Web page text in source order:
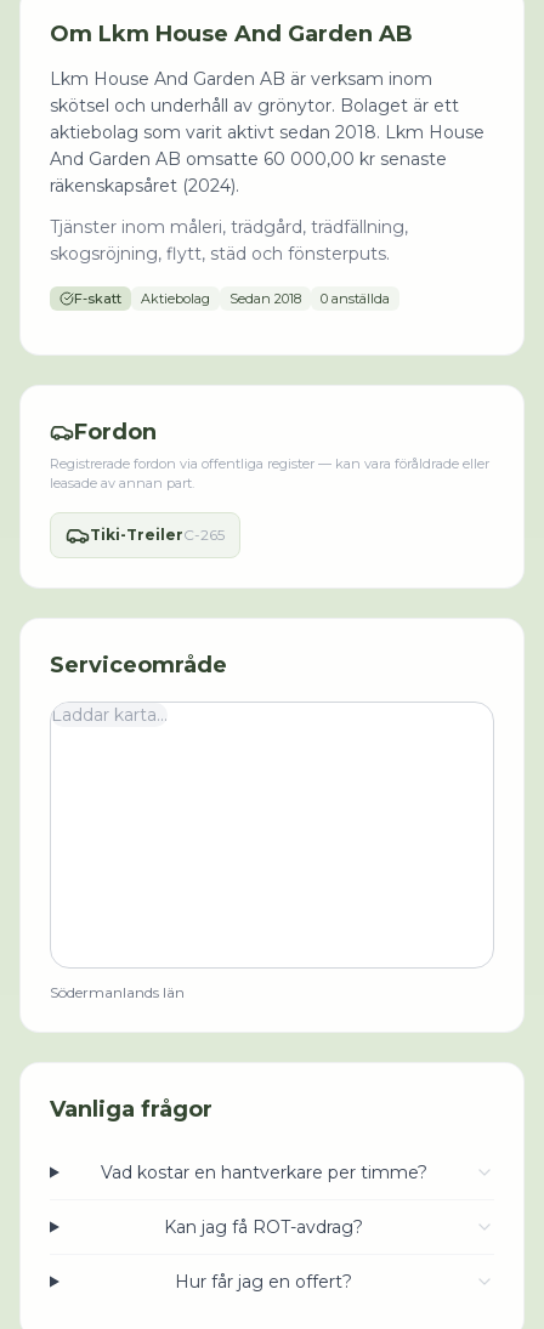
Om Lkm House And Garden AB
Lkm House And Garden AB är verksam inom
skötsel och underhåll av grönytor. Bolaget är ett
aktiebolag som varit aktivt sedan 2018. Lkm House
And Garden AB omsatte 60 000,00 kr senaste
räkenskapsåret (2024).
Tjänster inom måleri, trädgård, trädfällning,
skogsröjning, flytt, städ och fönsterputs.
F-skatt Aktiebolag Sedan 2018 0 anställda
Fordon
Registrerade fordon via offentliga register — kan vara föråldrade eller
leasade av annan part.
Tiki-TreilerC-265
Serviceområde
Laddar karta...
Södermanlands län
Vanliga frågor
Vad kostar en hantverkare per timme?
Kan jag få ROT-avdrag?
Hur får jag en offert?